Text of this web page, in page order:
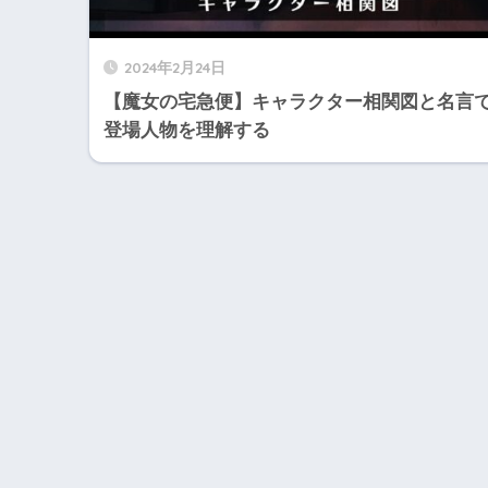
2024年2月24日
【魔女の宅急便】キャラクター相関図と名言
登場人物を理解する